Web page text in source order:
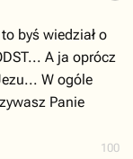
100
byś wiedział o
A ja oprócz
W ogóle
Panie